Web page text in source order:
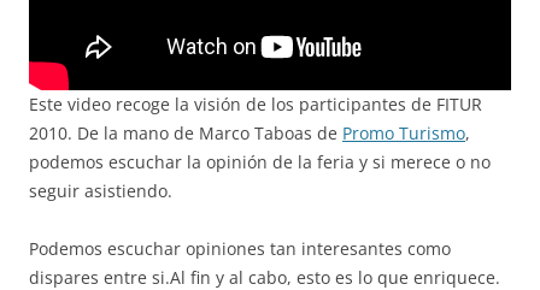
Este video recoge la visión de los participantes de FITUR
2010. De la mano de Marco Taboas de Promo Turismo,
podemos escuchar la opinión de la feria y si merece o no
seguir asistiendo.
Podemos escuchar opiniones tan interesantes como
dispares entre si.Al fin y al cabo, esto es lo que enriquece.